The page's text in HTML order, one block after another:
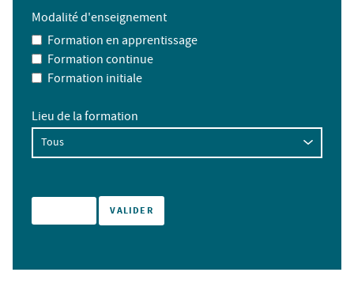
Modalité d'enseignement
Formation en apprentissage
Formation continue
Formation initiale
Lieu de la formation